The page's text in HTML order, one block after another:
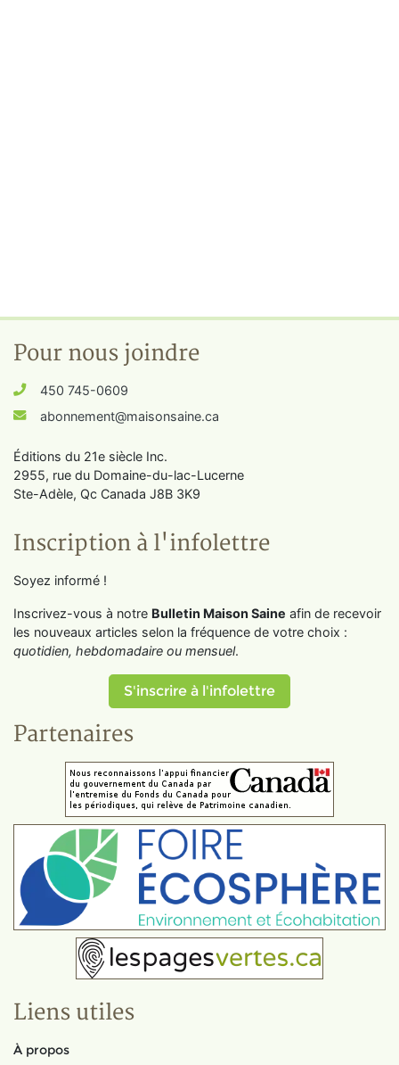
Pour nous joindre
450 745-0609
abonnement@maisonsaine.ca
Éditions du 21e siècle Inc.
2955, rue du Domaine-du-lac-Lucerne
Ste-Adèle, Qc Canada J8B 3K9
Inscription à l'infolettre
Soyez informé !
Inscrivez-vous à notre Bulletin Maison Saine afin de recevoir
les nouveaux articles selon la fréquence de votre choix :
quotidien, hebdomadaire ou mensuel.
S'inscrire à l'infolettre
Partenaires
Liens utiles
À propos